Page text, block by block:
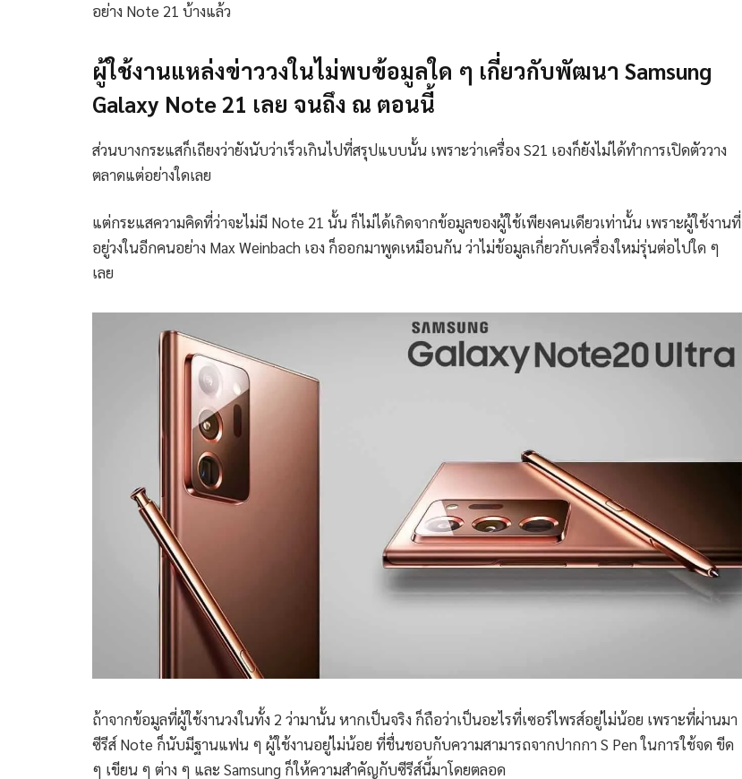
อย่าง Note 21 บ้างแล้ว
ผู้ใช้งานแหล่งข่าววงในไม่พบข้อมูลใด ๆ เกี่ยวกับพัฒนา Samsung
Galaxy Note 21 เลย จนถึง ณ ตอนนี้
ส่วนบางกระแสก็เถียงว่ายังนับว่าเร็วเกินไปที่สรุปแบบนั้น เพราะว่าเครื่อง S21 เองก็ยังไม่ได้ทำการเปิดตัววาง
ตลาดแต่อย่างใดเลย
แต่กระแสความคิดที่ว่าจะไม่มี Note 21 นั้น ก็ไม่ได้เกิดจากข้อมูลของผู้ใช้เพียงคนเดียวเท่านั้น เพราะผู้ใช้งานที่
อยู่วงในอีกคนอย่าง Max Weinbach เอง ก็ออกมาพูดเหมือนกัน ว่าไม่ข้อมูลเกี่ยวกับเครื่องใหม่รุ่นต่อไปใด ๆ
เลย
ถ้าจากข้อมูลที่ผู้ใช้งานวงในทั้ง 2 ว่ามานั้น หากเป็นจริง ก็ถือว่าเป็นอะไรที่เซอร์ไพรส์อยู่ไม่น้อย เพราะที่ผ่านมา
ซีรีส์ Note ก็นับมีฐานแฟน ๆ ผู้ใช้งานอยู่ไม่น้อย ที่ชื่นชอบกับความสามารถจากปากกา S Pen ในการใช้จด ขีด
ๆ เขียน ๆ ต่าง ๆ และ Samsung ก็ให้ความสำคัญกับซีรีส์นี้มาโดยตลอด